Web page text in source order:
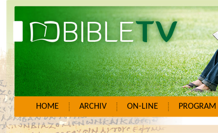
HOME ARCHIV ON-LINE PROGRAM